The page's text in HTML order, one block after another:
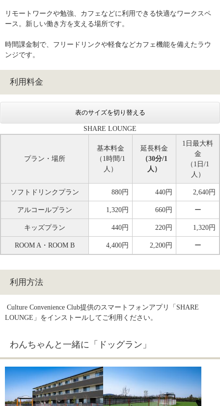
リモートワークや勉強、カフェなどに利用できる快適なワークスペ
ース。新しい働き方を支える場所です。
時間課金制で、フリードリンクや軽食などカフェ機能を備えたラウ
ンジです。
利用料金
表のサイズを切り替える
SHARE LOUNGE
プラン・場所
基本料金
（1時間/1
人）
延長料金
（30分/1
人）
1日最大料
金
（1日/1
人）
ソフトドリンクプラン 880円 440円 2,640円
アルコールプラン 1,320円 660円 ー
キッズプラン 440円 220円 1,320円
ROOM A・ROOM B 4,400円 2,200円 ー
利用方法
Culture Convenience Club提供のスマートフォンアプリ「SHARE
LOUNGE」をインストールしてご利用ください。
わんちゃんと一緒に「ドッグラン」